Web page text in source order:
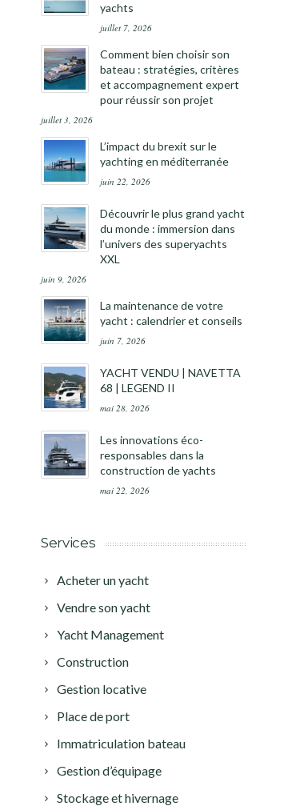
yachts
juillet 7, 2026
Comment bien choisir son
bateau : stratégies, critères
et accompagnement expert
pour réussir son projet
juillet 3, 2026
L’impact du brexit sur le
yachting en méditerranée
juin 22, 2026
Découvrir le plus grand yacht
du monde : immersion dans
l’univers des superyachts
XXL
juin 9, 2026
La maintenance de votre
yacht : calendrier et conseils
juin 7, 2026
YACHT VENDU | NAVETTA
68 | LEGEND II
mai 28, 2026
Les innovations éco-
responsables dans la
construction de yachts
mai 22, 2026
Services
Acheter un yacht
Vendre son yacht
Yacht Management
Construction
Gestion locative
Place de port
Immatriculation bateau
Gestion d’équipage
Stockage et hivernage